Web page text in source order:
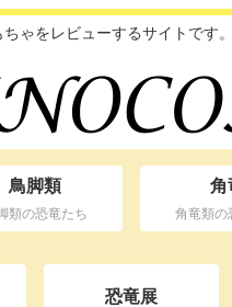
ゃをレビューするサイトです。
鳥脚類
類の恐竜たち
角
角竜類の
恐竜展